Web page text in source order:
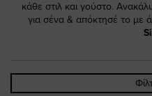
κάθε στιλ και γούστο.
για σένα & απόκτησέ το με